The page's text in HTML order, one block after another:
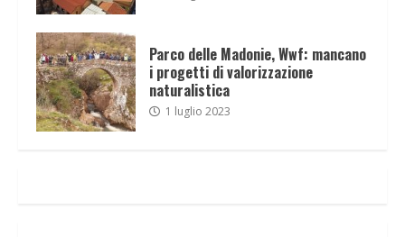
Parco delle Madonie, Wwf: mancano
i progetti di valorizzazione
naturalistica
1 luglio 2023